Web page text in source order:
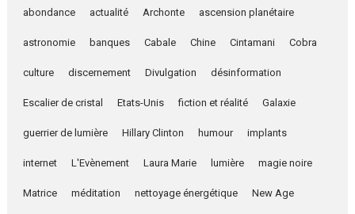
abondance actualité Archonte ascension planétaire
astronomie banques Cabale Chine Cintamani Cobra
culture discernement Divulgation désinformation
Escalier de cristal Etats-Unis fiction et réalité Galaxie
guerrier de lumière Hillary Clinton humour implants
internet L'Evènement Laura Marie lumière magie noire
Matrice méditation nettoyage énergétique New Age